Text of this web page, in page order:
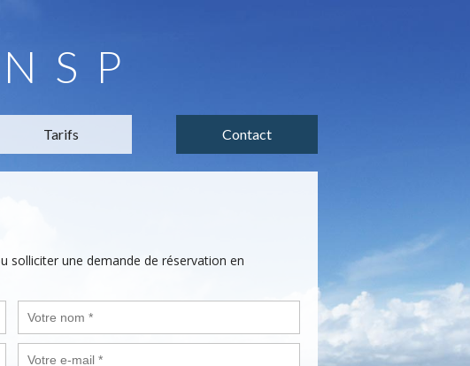
Tarifs Contact
solliciter une demande de réservation en